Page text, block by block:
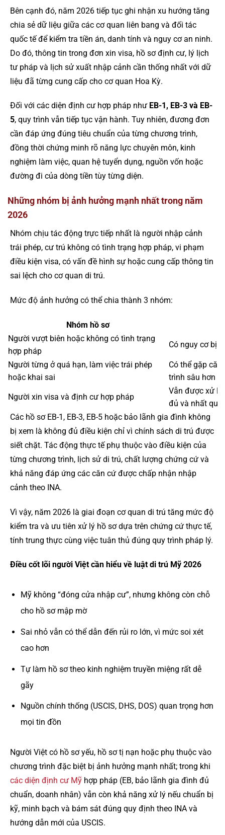
Bên cạnh đó, năm 2026 tiếp tục ghi nhận xu hướng tăng
chia sẻ dữ liệu giữa các cơ quan liên bang và đối tác
quốc tế để kiểm tra tiền án, danh tính và nguy cơ an ninh.
Do đó, thông tin trong đơn xin visa, hồ sơ định cư, lý lịch
tư pháp và lịch sử xuất nhập cảnh cần thống nhất với dữ
liệu đã từng cung cấp cho cơ quan Hoa Kỳ.
Đối với các diện định cư hợp pháp như EB-1, EB-3 và EB-
5, quy trình vẫn tiếp tục vận hành. Tuy nhiên, đương đơn
cần đáp ứng đúng tiêu chuẩn của từng chương trình,
đồng thời chứng minh rõ năng lực chuyên môn, kinh
nghiệm làm việc, quan hệ tuyển dụng, nguồn vốn hoặc
đường đi của dòng tiền tùy từng diện.
Những nhóm bị ảnh hưởng mạnh nhất trong năm
2026
Nhóm chịu tác động trực tiếp nhất là người nhập cảnh
trái phép, cư trú không có tình trạng hợp pháp, vi phạm
điều kiện visa, có vấn đề hình sự hoặc cung cấp thông tin
sai lệch cho cơ quan di trú.
Mức độ ảnh hưởng có thể chia thành 3 nhóm:
Nhóm hồ sơ
Người vượt biên hoặc không có tình trạng
hợp pháp
Có nguy cơ bị
Người từng ở quá hạn, làm việc trái phép
hoặc khai sai
Có thể gặp
trình sâu hơn
Người xin visa và định cư hợp pháp
Vẫn được xử lý
đủ và nhất
Các hồ sơ EB-1, EB-3, EB-5 hoặc bảo lãnh gia đình không
bị xem là không đủ điều kiện chỉ vì chính sách di trú được
siết chặt. Tác động thực tế phụ thuộc vào điều kiện của
từng chương trình, lịch sử di trú, chất lượng chứng cứ và
khả năng đáp ứng các căn cứ được chấp nhận nhập
cảnh theo INA.
Vì vậy, năm 2026 là giai đoạn cơ quan di trú tăng mức độ
kiểm tra và ưu tiên xử lý hồ sơ dựa trên chứng cứ thực tế,
tính trung thực cùng việc tuân thủ đúng quy trình pháp lý.
Điều cốt lõi người Việt cần hiểu về luật di trú Mỹ 2026
Mỹ không “đóng cửa nhập cư”, nhưng không còn chỗ
cho hồ sơ mập mờ
Sai nhỏ vẫn có thể dẫn đến rủi ro lớn, vì mức soi xét
cao hơn
Tự làm hồ sơ theo kinh nghiệm truyền miệng rất dễ
gãy
Nguồn chính thống (USCIS, DHS, DOS) quan trọng hơn
mọi tin đồn
Người Việt có hồ sơ yếu, hồ sơ tị nạn hoặc phụ thuộc vào
chương trình đặc biệt bị ảnh hưởng mạnh nhất; trong khi
các diện định cư Mỹ hợp pháp (EB, bảo lãnh gia đình đủ
chuẩn, doanh nhân) vẫn còn khả năng xử lý nếu chuẩn bị
kỹ, minh bạch và bám sát đúng quy định theo INA và
hướng dẫn mới của USCIS.